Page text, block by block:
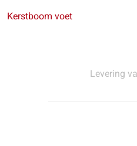
Kerstboom voet
Levering